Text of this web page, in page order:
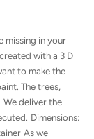
missing in your
with a 3 D
to make the
The trees,
We deliver the
Dimensions:
As we